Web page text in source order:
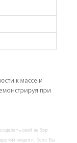
к массе и
при
свой выбор.
модели. Если Вы